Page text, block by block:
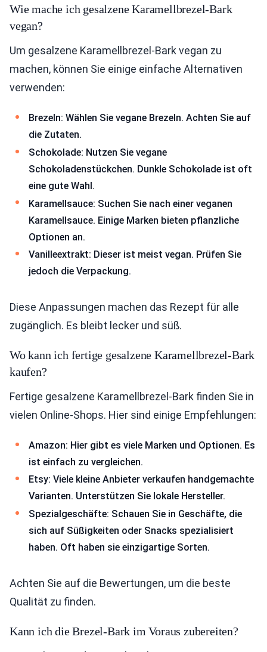
Wie mache ich gesalzene Karamellbrezel-Bark
vegan?
Um gesalzene Karamellbrezel-Bark vegan zu
machen, können Sie einige einfache Alternativen
verwenden:
Brezeln: Wählen Sie vegane Brezeln. Achten Sie auf
die Zutaten.
Schokolade: Nutzen Sie vegane
Schokoladenstückchen. Dunkle Schokolade ist oft
eine gute Wahl.
Karamellsauce: Suchen Sie nach einer veganen
Karamellsauce. Einige Marken bieten pflanzliche
Optionen an.
Vanilleextrakt: Dieser ist meist vegan. Prüfen Sie
jedoch die Verpackung.
Diese Anpassungen machen das Rezept für alle
zugänglich. Es bleibt lecker und süß.
Wo kann ich fertige gesalzene Karamellbrezel-Bark
kaufen?
Fertige gesalzene Karamellbrezel-Bark finden Sie in
vielen Online-Shops. Hier sind einige Empfehlungen:
Amazon: Hier gibt es viele Marken und Optionen. Es
ist einfach zu vergleichen.
Etsy: Viele kleine Anbieter verkaufen handgemachte
Varianten. Unterstützen Sie lokale Hersteller.
Spezialgeschäfte: Schauen Sie in Geschäfte, die
sich auf Süßigkeiten oder Snacks spezialisiert
haben. Oft haben sie einzigartige Sorten.
Achten Sie auf die Bewertungen, um die beste
Qualität zu finden.
Kann ich die Brezel-Bark im Voraus zubereiten?